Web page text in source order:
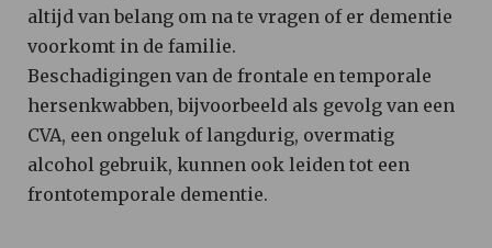
altijd van belang om na te vragen of er dementie
voorkomt in de familie.
Beschadigingen van de frontale en temporale
hersenkwabben, bijvoorbeeld als gevolg van een
CVA, een ongeluk of langdurig, overmatig
alcohol gebruik, kunnen ook leiden tot een
frontotemporale dementie.